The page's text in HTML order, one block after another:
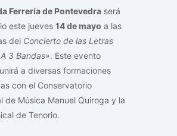
Ferrería de Pontevedra será
este jueves 14 de mayo a las
del Concierto de las Letras
3 Bandas». Este evento
a diversas formaciones
con el Conservatorio
de Música Manuel Quiroga y la
de Tenorio.